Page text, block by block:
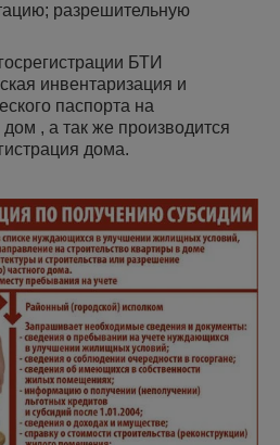
разрешительную
БТИ
инвентаризация и
паспорта на
, а так же производится
дома.